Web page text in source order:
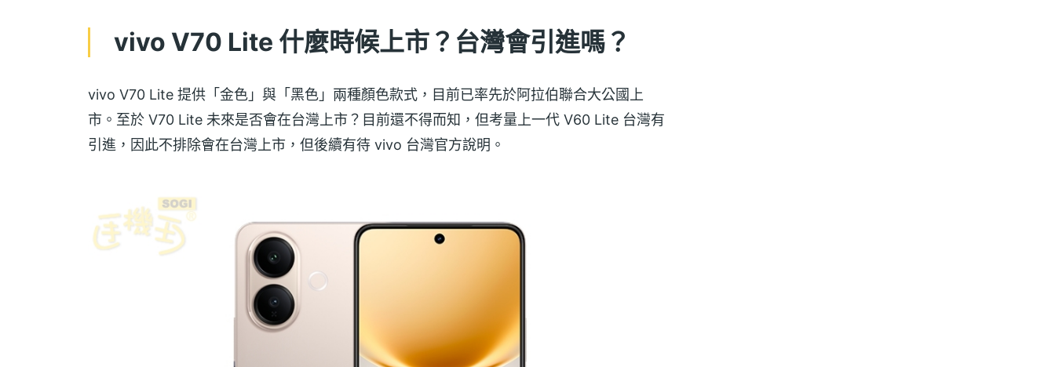
vivo V70 Lite 什麼時候上市？台灣會引進嗎？
vivo V70 Lite 提供「金色」與「黑色」兩種顏色款式，目前已率先於阿拉伯聯合大公國上
市。至於 V70 Lite 未來是否會在台灣上市？目前還不得而知，但考量上一代 V60 Lite 台灣有
引進，因此不排除會在台灣上市，但後續有待 vivo 台灣官方說明。